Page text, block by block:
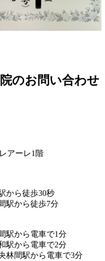
のお問い合わせ
アーレ1階
から徒歩30秒
駅から徒歩7分
駅から電車で1分
駅から電車で2分
林間駅から電車で3分